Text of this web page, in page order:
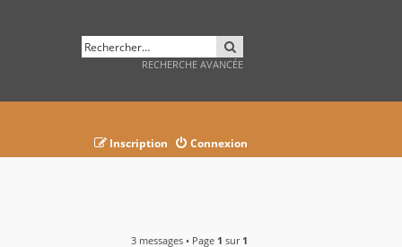
RECHERCHE AVANCÉE
Connexion
Inscription
3 messages • Page 1 sur 1